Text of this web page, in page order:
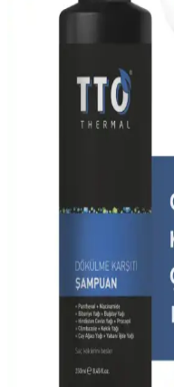
Saç hacmini artıran
saç köklerini destekler,
Saç Sağlığını
Etki Analizi
Saç sağlığını koruyan ve
etkileri ve kullanım önerileri
Elidor Superblend
Elidor Superblend
güçlenmesine ve
Erkekler İçin Güçlü
Etkili Bakım
Erkekler için saç
önemi, güçlendirici ürünler
gözle görülür farklar sağlar.